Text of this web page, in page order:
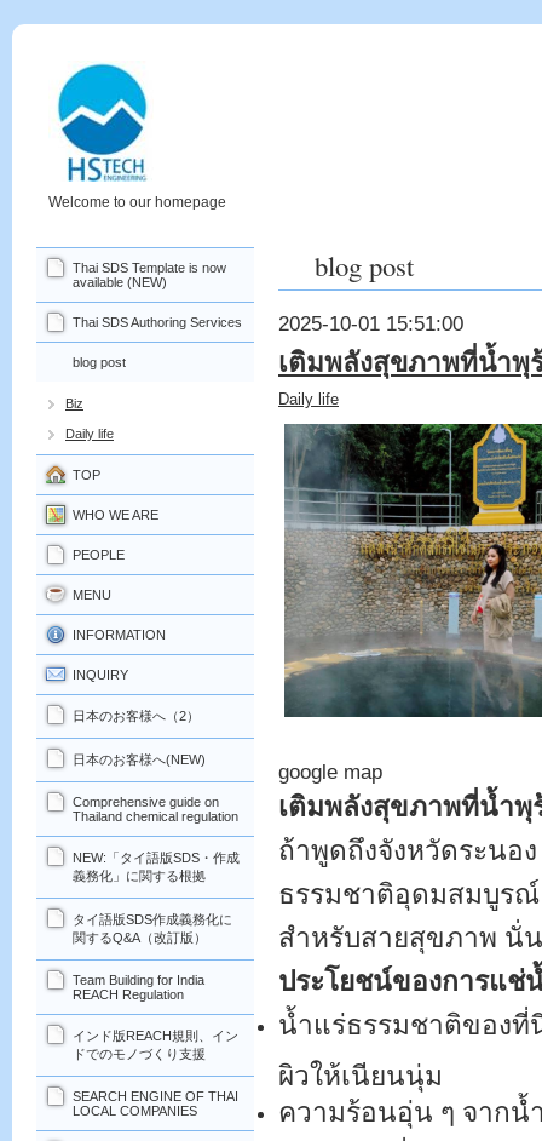
Welcome to our homepage
blog post
2025-10-01 15:51:00
เติมพลังสุขภาพที่น้ำพุ
Daily life
google map
เติมพลังสุขภาพที่น้ำพุ
ถ้าพูดถึงจังหวัดระนอ
ธรรมชาติอุดมสมบูร
สำหรับสายสุขภาพ นั่
ประโยชน์ของการแช่
น้ำแร่ธรรมชาติของที่
ผิวให้เนียนนุ่ม
ความร้อนอุ่น ๆ จากน้
Thai SDS Template is now
available (NEW)
Thai SDS Authoring Services
blog post
Biz
Daily life
TOP
WHO WE ARE
PEOPLE
MENU
INFORMATION
INQUIRY
日本のお客様へ（2）
日本のお客様へ(NEW)
Comprehensive guide on
Thailand chemical regulation
NEW:「タイ語版SDS・作成
義務化」に関する根拠
タイ語版SDS作成義務化に
関するQ&A（改訂版）
Team Building for India
REACH Regulation
インド版REACH規則、イン
ドでのモノづくり支援
SEARCH ENGINE OF THAI
LOCAL COMPANIES